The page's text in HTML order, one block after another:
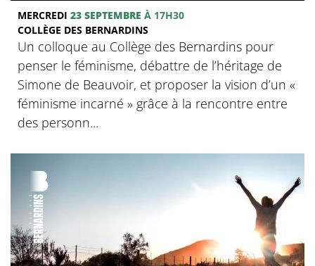
MERCREDI 23 SEPTEMBRE À 17H30
COLLÈGE DES BERNARDINS
Un colloque au Collège des Bernardins pour
penser le féminisme, débattre de l’héritage de
Simone de Beauvoir, et proposer la vision d’un «
féminisme incarné » grâce à la rencontre entre
des personn...